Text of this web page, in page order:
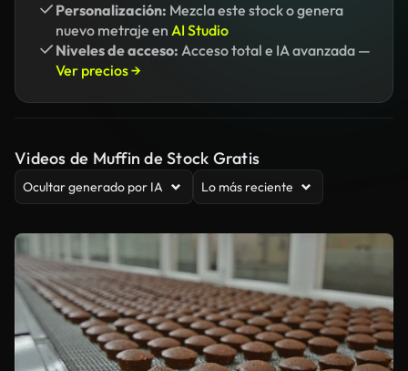
Personalización: Mezcla este stock o genera
nuevo metraje en AI Studio
Niveles de acceso: Acceso total e IA avanzada —
Ver precios →
Videos de Muffin de Stock Gratis
Ocultar generado por IA Lo más reciente